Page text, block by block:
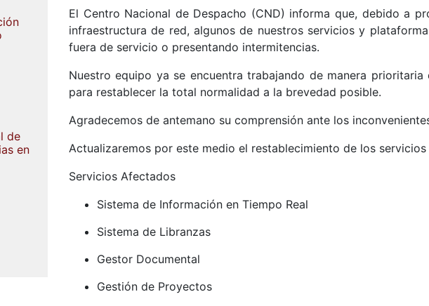
de
en
El Centro Nacional de Despacho (CND) informa que, debido a
infraestructura de red, algunos de nuestros servicios y
fuera de servicio o presentando intermitencias.
Nuestro equipo ya se encuentra trabajando de manera
para restablecer la total normalidad a la brevedad posible.
Agradecemos de antemano su comprensión ante los
Actualizaremos por este medio el restablecimiento de los
Servicios Afectados
Sistema de Información en Tiempo Real
Sistema de Libranzas
Gestor Documental
Gestión de Proyectos